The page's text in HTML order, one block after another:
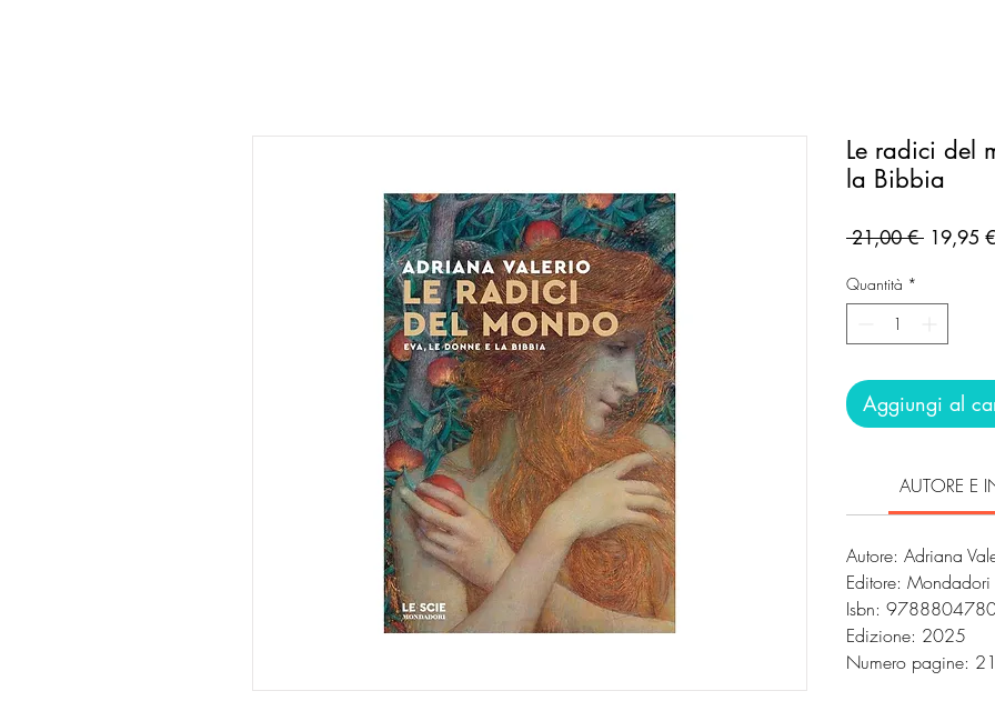
Le radici del
la Bibbia
21,00 € Prezzo
19,95 €
Quantità *
Aggiungi al
AUTORE E
Autore: Adriana
Editore: Mondadori
Isbn:
Edizione: 2025
Numero pagine: